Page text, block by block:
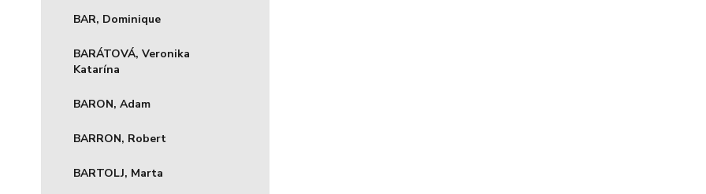
BAR, Dominique
BARÁTOVÁ, Veronika
Katarína
BARON, Adam
BARRON, Robert
BARTOLJ, Marta